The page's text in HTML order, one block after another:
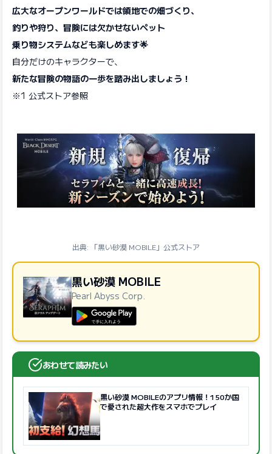
広大なオープンワールドでは領地での畑づくり、
釣りや狩り、冒険には欠かせないペット
乗り物システムなども楽しめます🌟
自分だけのキャラクターで、
新たな冒険の物語の一歩を踏み出しましょう！
※1 公式ストア参照
出典: 「黒い砂漠 MOBILE」公式ストア
黒い砂漠 MOBILE
Pearl Abyss Corp.
あわせて読みたい
黒い砂漠 MOBILEのアプリ情報！150か国
で愛された超大作をスマホでプレイ